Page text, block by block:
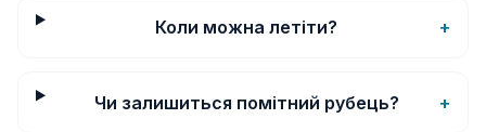
Коли можна летіти? +
Чи залишиться помітний рубець? +